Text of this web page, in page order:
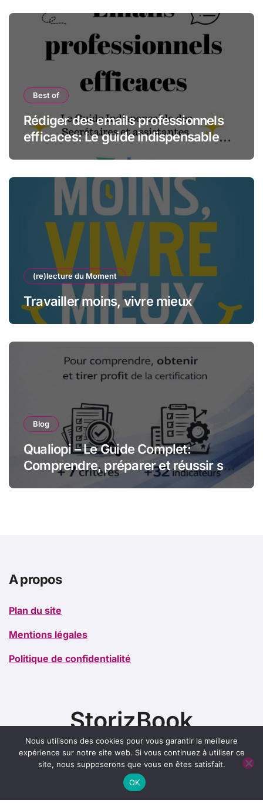
Best of
Rédiger des emails professionnels
efficaces: Le guide indispensable
des assistantes et secrétaires
(re)lecture du Moment
Travailler moins, vivre mieux
Blog
Qualiopi – Le Guide Complet:
Comprendre, préparer et réussir sa
A propos
Plan du site
Mentions légales
Politique de confidentialité
StorizBook
Nous utilisons des cookies pour vous garantir la meilleure
expérience sur notre site web. Si vous continuez à utiliser ce
site, nous supposerons que vous en êtes satisfait.
OK